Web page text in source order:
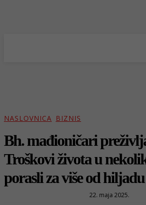
NASLOVNICA BIZNIS
Bh. mađioničari
Troškovi života u
porasli za više od
22. maja 2025.